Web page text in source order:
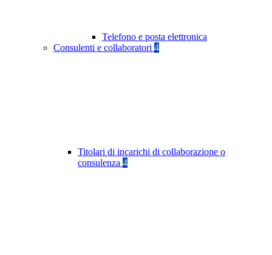
Telefono e posta elettronica
Consulenti e collaboratori 4
Titolari di incarichi di collaborazione o
consulenza 4